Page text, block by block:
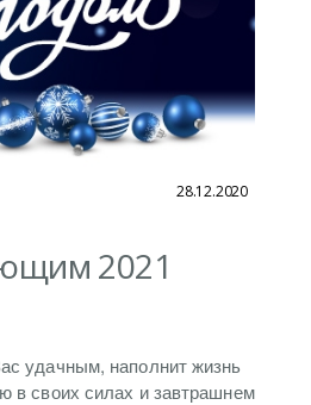
28.12.2020
2021
удачным, наполнит жизнь
в своих силах и завтрашнем